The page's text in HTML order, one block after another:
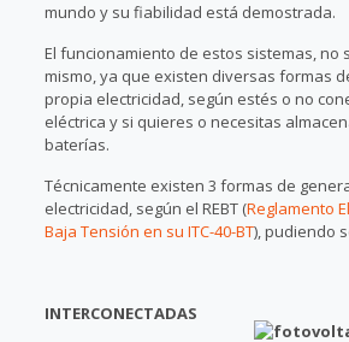
mundo y su fiabilidad está demostrada.
El funcionamiento de estos sistemas, no
mismo, ya que existen diversas formas
propia electricidad, según estés o no
eléctrica y si quieres o necesitas
baterías.
Técnicamente existen 3 formas de
electricidad, según el REBT (Reglamento
Baja Tensión en su ITC-40-BT), pudiendo
INTERCONECTADAS